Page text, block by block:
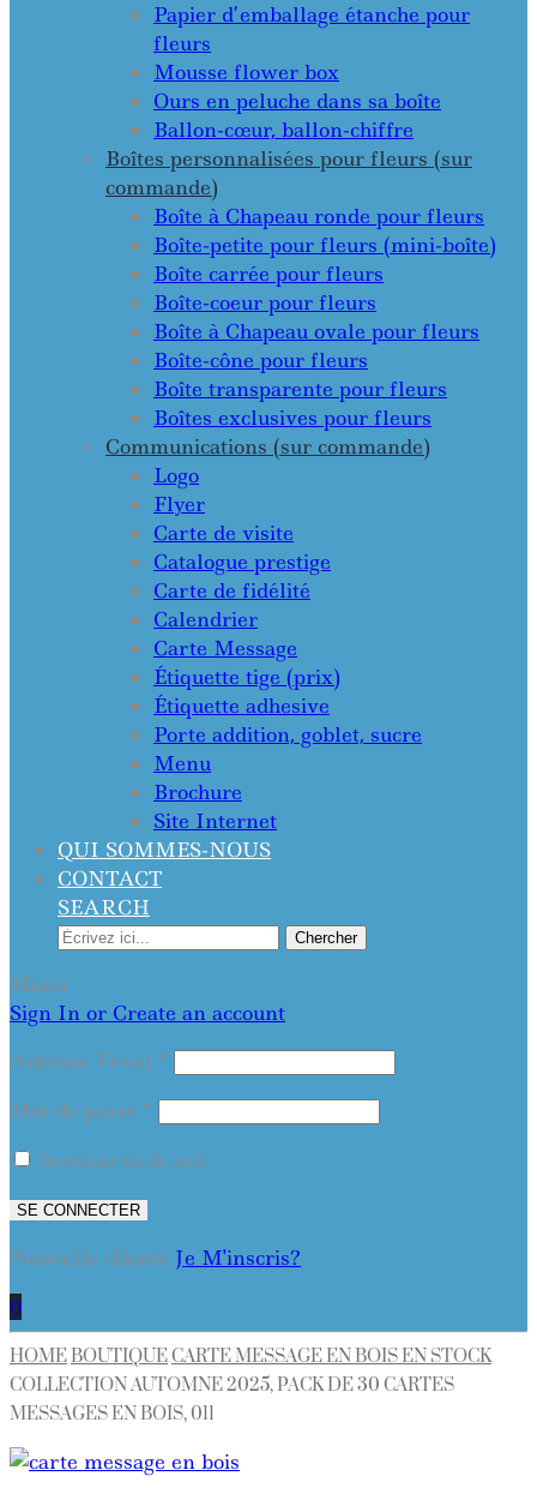
Papier d’emballage étanche pour
fleurs
Mousse flower box
Ours en peluche dans sa boîte
Ballon-cœur, ballon-chiffre
Boîtes personnalisées pour fleurs (sur
commande)
Boîte à Chapeau ronde pour fleurs
Boîte-petite pour fleurs (mini-boîte)
Boîte carrée pour fleurs
Boîte-coeur pour fleurs
Boîte à Chapeau ovale pour fleurs
Boîte-cône pour fleurs
Boîte transparente pour fleurs
Boîtes exclusives pour fleurs
Communications (sur commande)
Logo
Flyer
Carte de visite
Catalogue prestige
Carte de fidélité
Calendrier
Carte Message
Étiquette tige (prix)
Étiquette adhesive
Porte addition, goblet, sucre
Menu
Brochure
Site Internet
QUI SOMMES-NOUS
CONTACT
SEARCH
Chercher
Menu
Sign In or Create an account
Adresse Email *
Mot de passe *
Souviens toi de moi
SE CONNECTER
Nouvelle cliente Je M'inscris?
0
HOME BOUTIQUECARTE MESSAGE EN BOIS EN STOCK
COLLECTION AUTOMNE 2025, PACK DE 30 CARTES
MESSAGES EN BOIS, 011